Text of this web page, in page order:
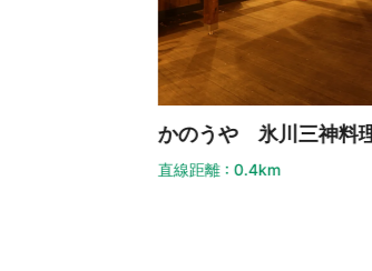
かのうや 氷川三神料理